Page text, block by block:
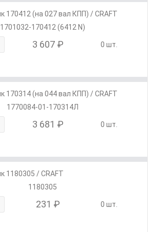
170412 (на 027 вал КПП) / CRAFT
1701032-170412 (6412 N)
3 607 ₽ 0 шт.
170314 (на 044 вал КПП) / CRAFT
1770084-01-170314Л
3 681 ₽ 0 шт.
1180305 / CRAFT
1180305
231 ₽ 0 шт.